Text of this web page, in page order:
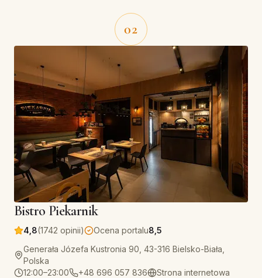
02
Bistro Piekarnik
4,8(1742 opinii) Ocena portalu8,5
Generała Józefa Kustronia 90, 43-316 Bielsko-Biała,
Polska
12:00–23:00
+48 696 057 836 Strona internetowa